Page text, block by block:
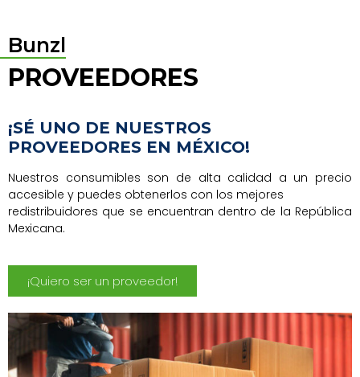
Bunzl
PROVEEDORES
¡SÉ UNO DE NUESTROS
PROVEEDORES EN MÉXICO!
Nuestros consumibles son de alta calidad a un precio
accesible y puedes obtenerlos con los mejores
redistribuidores que se encuentran dentro de la República
Mexicana.
¡Quiero ser un proveedor!